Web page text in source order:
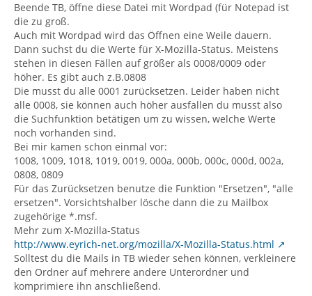
Beende TB, öffne diese Datei mit Wordpad (für Notepad ist
die zu groß.
Auch mit Wordpad wird das Öffnen eine Weile dauern.
Dann suchst du die Werte für X-Mozilla-Status. Meistens
stehen in diesen Fällen auf größer als 0008/0009 oder
höher. Es gibt auch z.B.0808
Die musst du alle 0001 zurücksetzen. Leider haben nicht
alle 0008, sie können auch höher ausfallen du musst also
die Suchfunktion betätigen um zu wissen, welche Werte
noch vorhanden sind.
Bei mir kamen schon einmal vor:
1008, 1009, 1018, 1019, 0019, 000a, 000b, 000c, 000d, 002a,
0808, 0809
Für das Zurücksetzen benutze die Funktion "Ersetzen", "alle
ersetzen". Vorsichtshalber lösche dann die zu Mailbox
zugehörige *.msf.
Mehr zum X-Mozilla-Status
http://www.eyrich-net.org/mozilla/X-Mozilla-Status.html
Solltest du die Mails in TB wieder sehen können, verkleinere
den Ordner auf mehrere andere Unterordner und
komprimiere ihn anschließend.